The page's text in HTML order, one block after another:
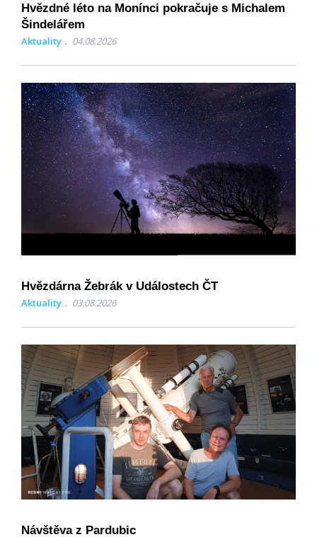
Hvězdné léto na Monínci pokračuje s Michalem
Šindelářem
Aktuality 04.08.2026
Hvězdárna Žebrák v Událostech ČT
Aktuality 03.08.2026
Návštěva z Pardubic